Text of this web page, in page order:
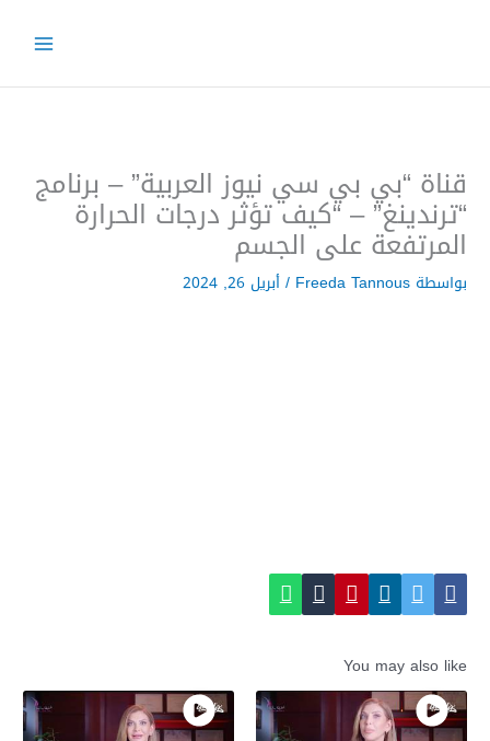
قناة “بي بي سي نيوز العربية” – برنامج
“ترندينغ” – “كيف تؤثر درجات الحرارة
المرتفعة على الجسم
بواسطة Freeda Tannous
/أبريل 26, 2024
You may also like